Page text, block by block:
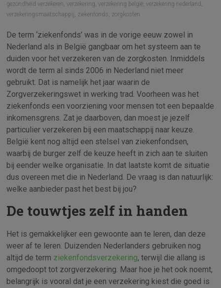
gezondheid verzekeren,verzekering,verzekering belgië,verzekering nederland ,
verzekeringsmaatschappij, ziekenfonds, zorgkosten
De term ‘ziekenfonds’ was in de vorige eeuw zowel in
Nederland als in België gangbaar om het systeem aan te
duiden voor het verzekeren van de zorgkosten. Inmiddels
wordt de term al sinds 2006 in Nederland niet meer
gebruikt. Dat is namelijk het jaar waarin de
Zorgverzekeringswet in werking trad. Voorheen was het
ziekenfonds een voorziening voor mensen tot een bepaalde
inkomensgrens. Zat je daarboven, dan moest je jezelf
particulier verzekeren bij een maatschappij naar keuze.
België kent nog altijd een stelsel van ziekenfondsen,
waarbij de burger zelf de keuze heeft in zich aan te sluiten
bij eender welke organisatie. In dat laatste komt de situatie
dus overeen met die in Nederland. De vraag is dan natuurlijk:
welke aanbieder past het best bij jou?
De touwtjes zelf in handen
Het is gemakkelijker een gewoonte aan te leren, dan deze
weer af te leren. Duizenden Nederlanders gebruiken nog
altijd de term ziekenfondsverzekering, terwijl die allang is
omgedoopt tot zorgverzekering. Maar hoe je het ook noemt,
belangrijk is vooral dat je een verzekering kiest die goed is